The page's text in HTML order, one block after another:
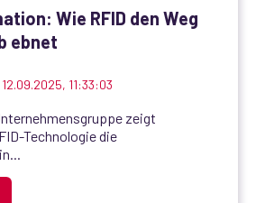
Wie RFID den Weg
ebnet
12.09.2025, 11:33:03
zeigt
Technologie die